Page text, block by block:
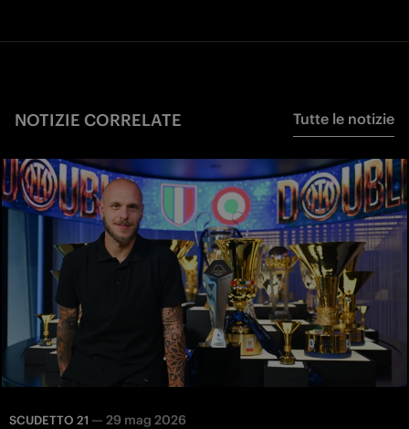
NOTIZIE CORRELATE Tutte le notizie
SCUDETTO 21 — 29 mag 2026